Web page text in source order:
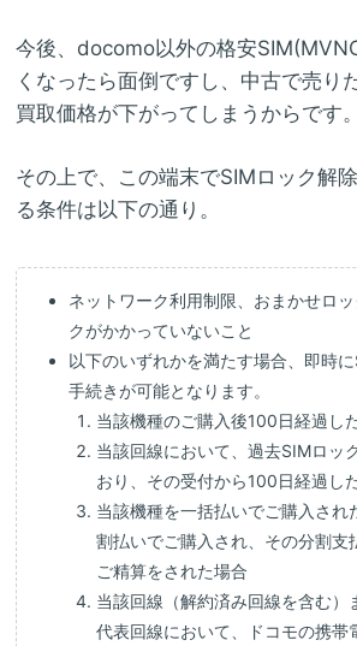
今後、docomo以外の格安
くなったら面倒ですし、中古で売り
買取価格が下がってしまうからです。
その上で、この端末でSIMロック解
る条件は以下の通り。
ネットワーク利用制限、おまかせロ
クがかかっていないこと
以下のいずれかを満たす場合、即時
手続きが可能となります。
当該機種のご購入後100日経過し
当該回線において、過去SIMロッ
おり、その受付から100日経過し
当該機種を一括払いでご購入され
割払いでご購入され、その分割支
ご精算をされた場合
当該回線（解約済み回線を含む）
代表回線において、ドコモの携帯